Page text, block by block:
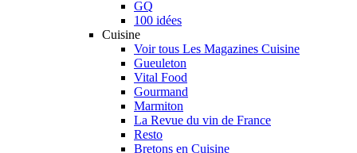
GQ
100 idées
Cuisine
Voir tous Les Magazines Cuisine
Gueuleton
Vital Food
Gourmand
Marmiton
La Revue du vin de France
Resto
Bretons en Cuisine